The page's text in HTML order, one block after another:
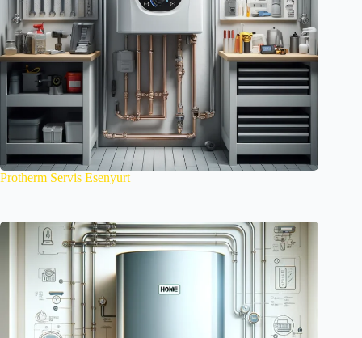
Protherm Servis Esenyurt